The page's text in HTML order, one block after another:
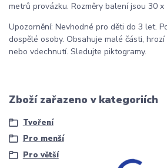
metrů provázku. Rozměry balení jsou 30 x
Upozornění: Nevhodné pro děti do 3 let.
dospělé osoby. Obsahuje malé části,
nebo vdechnutí. Sledujte piktogramy.
Zboží zařazeno v kategoriích
Tvoření
Pro menší
Pro větší